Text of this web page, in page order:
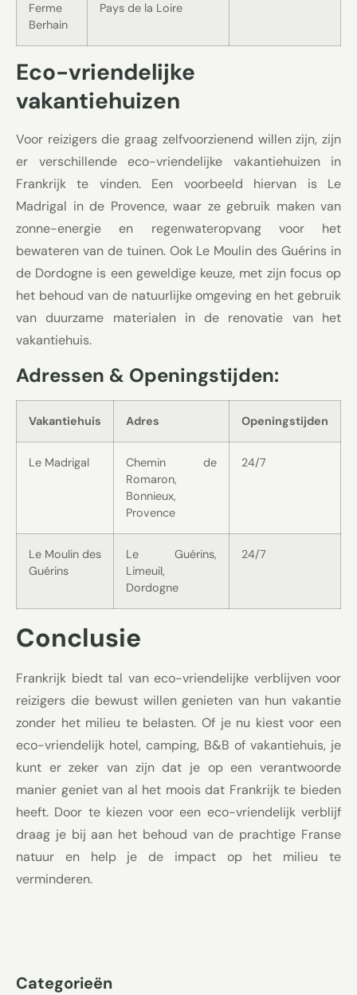
Ferme
Berhain
Pays de la Loire
Eco-vriendelijke
vakantiehuizen
Voor reizigers die graag zelfvoorzienend willen zijn, zijn
er verschillende eco-vriendelijke vakantiehuizen in
Frankrijk te vinden. Een voorbeeld hiervan is Le
Madrigal in de Provence, waar ze gebruik maken van
zonne-energie en regenwateropvang voor het
bewateren van de tuinen. Ook Le Moulin des Guérins in
de Dordogne is een geweldige keuze, met zijn focus op
het behoud van de natuurlijke omgeving en het gebruik
van duurzame materialen in de renovatie van het
vakantiehuis.
Adressen & Openingstijden:
Vakantiehuis Adres Openingstijden
Le Madrigal
Chemin de
Romaron,
Bonnieux,
Provence
24/7
Le Moulin des
Guérins
Le Guérins,
Limeuil,
Dordogne
24/7
Conclusie
Frankrijk biedt tal van eco-vriendelijke verblijven voor
reizigers die bewust willen genieten van hun vakantie
zonder het milieu te belasten. Of je nu kiest voor een
eco-vriendelijk hotel, camping, B&B of vakantiehuis, je
kunt er zeker van zijn dat je op een verantwoorde
manier geniet van al het moois dat Frankrijk te bieden
heeft. Door te kiezen voor een eco-vriendelijk verblijf
draag je bij aan het behoud van de prachtige Franse
natuur en help je de impact op het milieu te
verminderen.
Categorieën